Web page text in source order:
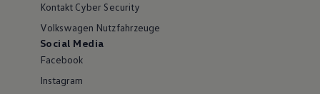
Kontakt Cyber Security
Volkswagen Nutzfahrzeuge
Social Media
Facebook
Instagram